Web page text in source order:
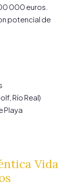
000 euros.
potencial de
Río Real)
Playa
Vida